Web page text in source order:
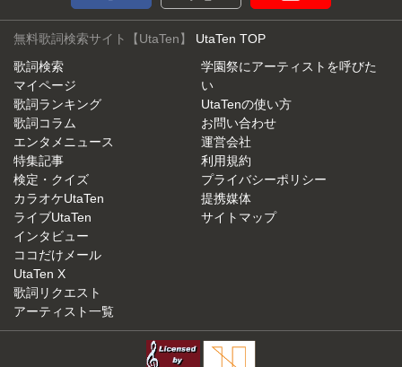
無料歌詞検索サイト【UtaTen】 UtaTen TOP
歌詞検索
マイページ
歌詞ランキング
歌詞コラム
エンタメニュース
特集記事
検定・クイズ
カラオケUtaTen
ライブUtaTen
インタビュー
ココだけメール
UtaTen X
歌詞リクエスト
アーティスト一覧
学園祭にアーティストを呼びた
い
UtaTenの使い方
お問い合わせ
運営会社
利用規約
プライバシーポリシー
提携媒体
サイトマップ